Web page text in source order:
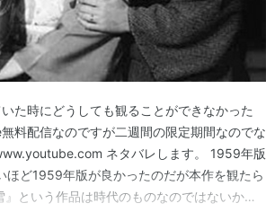
た時にどうしても観ることができなかった
料配信なのですが二週間の限定期間なのでな
ネタバレします。 1959年版
ど1959年版が良かったのだが本作を観たら
という作品は時代のものなのではないかと